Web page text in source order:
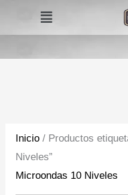
Menú
Inicio / Productos
Niveles”
Microondas 10 Niveles